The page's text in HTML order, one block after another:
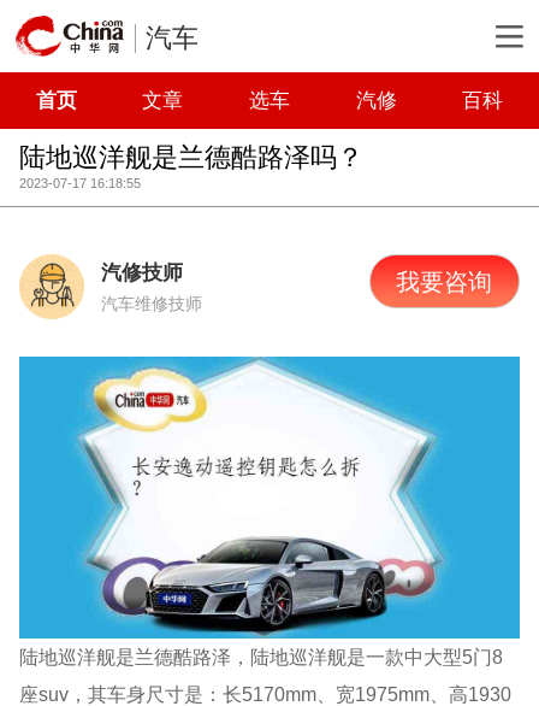
汽车
首页 文章 选车 汽修 百科
陆地巡洋舰是兰德酷路泽吗？
2023-07-17 16:18:55
汽修技师
汽车维修技师
我要咨询
陆地巡洋舰是兰德酷路泽，陆地巡洋舰是一款中大型5门8
座suv，其车身尺寸是：长5170mm、宽1975mm、高1930